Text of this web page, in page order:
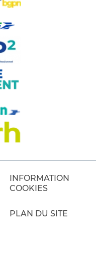
INFORMATION
COOKIES
PLAN DU SITE